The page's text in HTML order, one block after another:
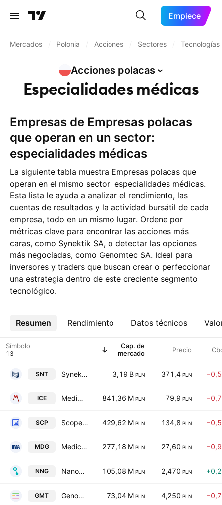
Empiece
Mercados Polonia Acciones Sectores Tecnologías
Acciones polacas
Especialidades médicas
Empresas de Empresas polacas
que operan en un sector:
especialidades médicas
La siguiente tabla muestra Empresas polacas que
operan en el mismo sector, especialidades médicas.
Esta lista le ayuda a analizar el rendimiento, las
cuentas de resultados y la actividad bursátil de cada
empresa, todo en un mismo lugar. Ordene por
métricas clave para encontrar las acciones más
caras, como Synektik SA, o detectar las opciones
más negociadas, como Genomtec SA. Ideal para
inversores y traders que buscan crear o perfeccionar
una estrategia dentro de este creciente segmento
tecnológico.
Resumen Rendimiento Datos técnicos
Más
Símbolo
Cap. de
mercado
Precio
SNT Synektik SA 3,19 B PLN 371,4 PLN
ICE MediNice SA 841,36 M PLN 79,9 PLN
SCP Scope Fluidics SA 429,62 M PLN 134,8 PLN
MDG Medicalgorithmics SA 277,18 M PLN 27,60 PLN
NNG NanoGroup SA 105,08 M PLN 2,470 PLN
GMT Genomtec SA 73,04 M PLN 4,250 PLN